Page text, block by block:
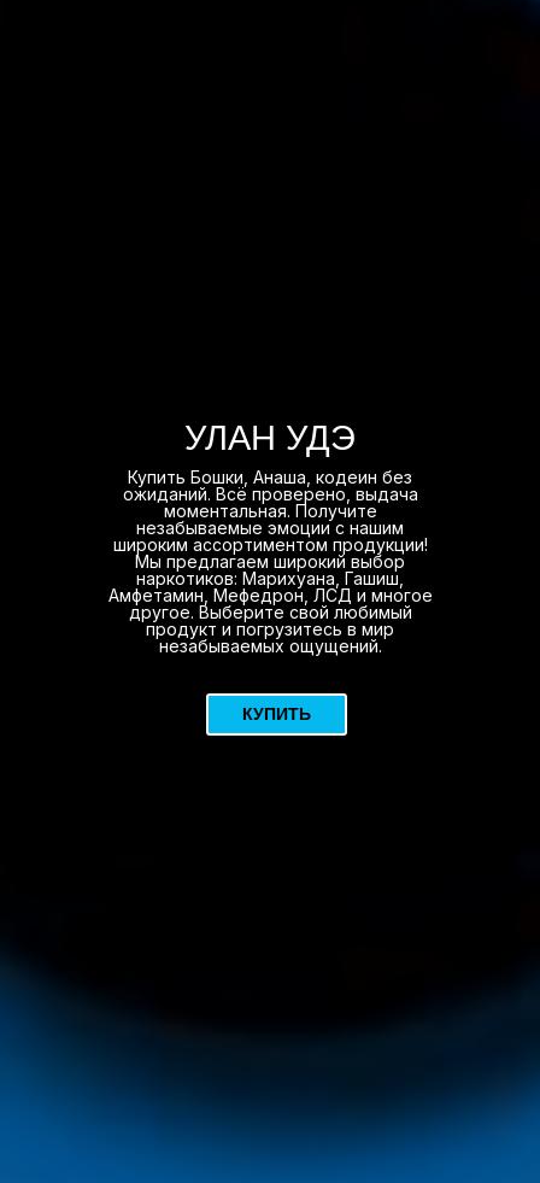
УЛАН УДЭ
Купить Бошки, Анаша, кодеин без
ожиданий. Всё проверено, выдача
моментальная. Получите
незабываемые эмоции с нашим
широким ассортиментом продукции!
Мы предлагаем широкий выбор
наркотиков: Марихуана, Гашиш,
Амфетамин, Мефедрон, ЛСД и многое
другое. Выберите свой любимый
продукт и погрузитесь в мир
незабываемых ощущений.
КУПИТЬ